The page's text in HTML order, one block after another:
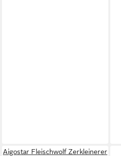
Aigostar Fleischwolf Zerkleinerer